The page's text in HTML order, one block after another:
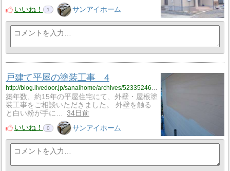
いいね！
1 サンアイホーム
戸建て平屋の塗装工事 4
http://blog.livedoor.jp/sanaihome/archives/52335246.html
築年数、約15年の平屋住宅にて、外壁・屋根塗
装工事をご相談いただきました。 外壁を触る
と白い粉が手に…
34日前
いいね！
0 サンアイホーム